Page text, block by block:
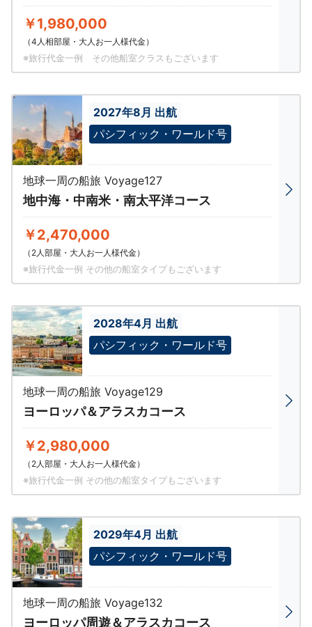
￥1,980,000
（4人相部屋・大人お一人様代金）
※旅行代金一例 その他船室クラスもございます
2027年8月 出航
パシフィック・ワールド号
地球一周の船旅 Voyage127
地中海・中南米・南太平洋コース
￥2,470,000
（2人部屋・大人お一人様代金）
※旅行代金一例 その他の船室タイプもございます
2028年4月 出航
パシフィック・ワールド号
地球一周の船旅 Voyage129
ヨーロッパ＆アラスカコース
￥2,980,000
（2人部屋・大人お一人様代金）
※旅行代金一例 その他の船室タイプもございます
2029年4月 出航
パシフィック・ワールド号
地球一周の船旅 Voyage132
ヨーロッパ周遊＆アラスカコース